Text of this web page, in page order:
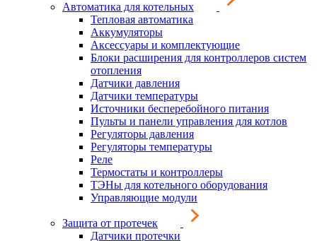
Автоматика для котельных
Тепловая автоматика
Аккумуляторы
Аксессуары и комплектующие
Блоки расширения для контроллеров систем
отопления
Датчики давления
Датчики температуры
Источники бесперебойного питания
Пульты и панели управления для котлов
Регуляторы давления
Регуляторы температуры
Реле
Термостаты и контроллеры
ТЭНы для котельного оборудования
Управляющие модули
Защита от протечек
Датчики протечки